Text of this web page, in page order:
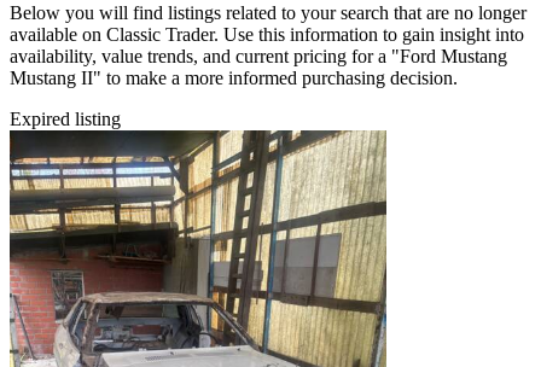
Ford Mustang I Serie 4 | H-Code
Ford Mustang I Serie 4 | J-Code (Ram Air)
Ford Mustang I Serie 4 | L-Code
Ford Mustang I Serie 4 | M-Code
Ford Mustang I Serie 4 | R-Code
Ford Mustang II
Ford Mustang III
Ford Mustang IIII
Ford Mustang IV
Ford Mustang V
Ford Mustang VI
Ford Mustang VII
Ford models
Below you will find listings related to your search that are no longer
available on Classic Trader. Use this information to gain insight into
availability, value trends, and current pricing for a "Ford Mustang
Mustang II" to make a more informed purchasing decision.
Expired listing